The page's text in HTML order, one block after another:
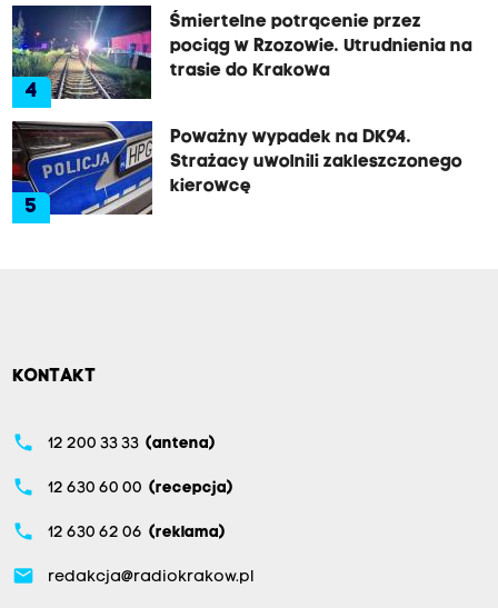
4
Śmiertelne potrącenie przez
pociąg w Rzozowie. Utrudnienia na
trasie do Krakowa
5
Poważny wypadek na DK94.
Strażacy uwolnili zakleszczonego
kierowcę
KONTAKT
phone 12 200 33 33 (antena)
phone 12 630 60 00 (recepcja)
phone 12 630 62 06 (reklama)
email redakcja@radiokrakow.pl